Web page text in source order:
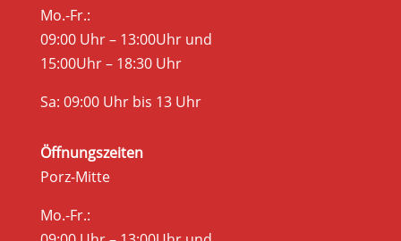
Mo.-Fr.:
09:00 Uhr – 13:00Uhr und
15:00Uhr – 18:30 Uhr
Sa: 09:00 Uhr bis 13 Uhr
Öffnungszeiten
Porz-Mitte
Mo.-Fr.: